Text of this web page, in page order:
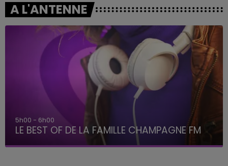
A L'ANTENNE
6h00 - 10h00
La Famille